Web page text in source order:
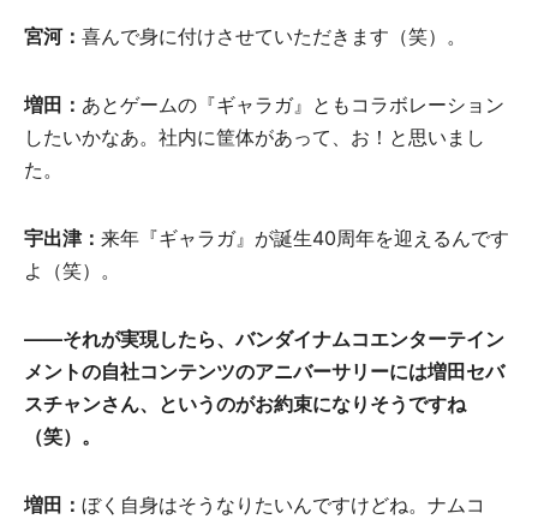
宮河： 喜んで身に付けさせていただきます（笑）。
増田： あとゲームの『ギャラガ』ともコラボレーション
したいかなあ。社内に筐体があって、お！と思いまし
た。
宇出津： 来年『ギャラガ』が誕生40周年を迎えるんです
よ（笑）。
——それが実現したら、バンダイナムコエンターテイン
メントの自社コンテンツのアニバーサリーには増田セバ
スチャンさん、というのがお約束になりそうですね
（笑）。
増田： ぼく自身はそうなりたいんですけどね。ナムコ